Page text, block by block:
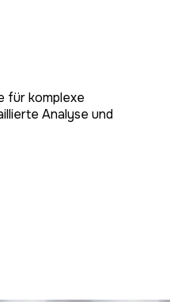
für komplexe
Analyse und